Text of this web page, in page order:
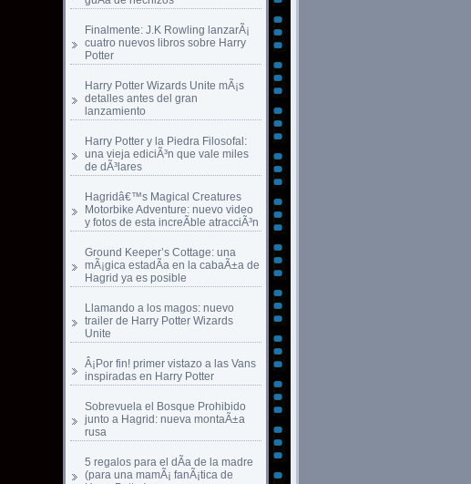
Finalmente: J.K Rowling lanzarÃ¡
cuatro nuevos libros sobre Harry
Potter
Harry Potter Wizards Unite mÃ¡s
detalles antes del gran
lanzamiento
Harry Potter y la Piedra Filosofal:
una vieja ediciÃ³n que vale miles
de dÃ³lares
Hagridâ€™s Magical Creatures
Motorbike Adventure: nuevo video
y fotos de esta increÃ­ble atracciÃ³n
Ground Keeper’s Cottage: una
mÃ¡gica estadÃ­a en la cabaÃ±a de
Hagrid ya es posible
Llamando a los magos: nuevo
trailer de Harry Potter Wizards
Unite
Â¡Por fin! primer vistazo a las Vans
inspiradas en Harry Potter
Sobrevuela el Bosque Prohibido
junto a Hagrid: nueva montaÃ±a
rusa
5 regalos para el dÃ­a de la madre
(para una mamÃ¡ fanÃ¡tica de